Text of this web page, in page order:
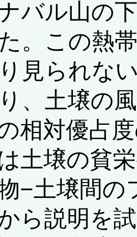
バル山の
。この熱
見られな
、土壌の
相対優占
土壌の貧
−土壌間の
ら説明を